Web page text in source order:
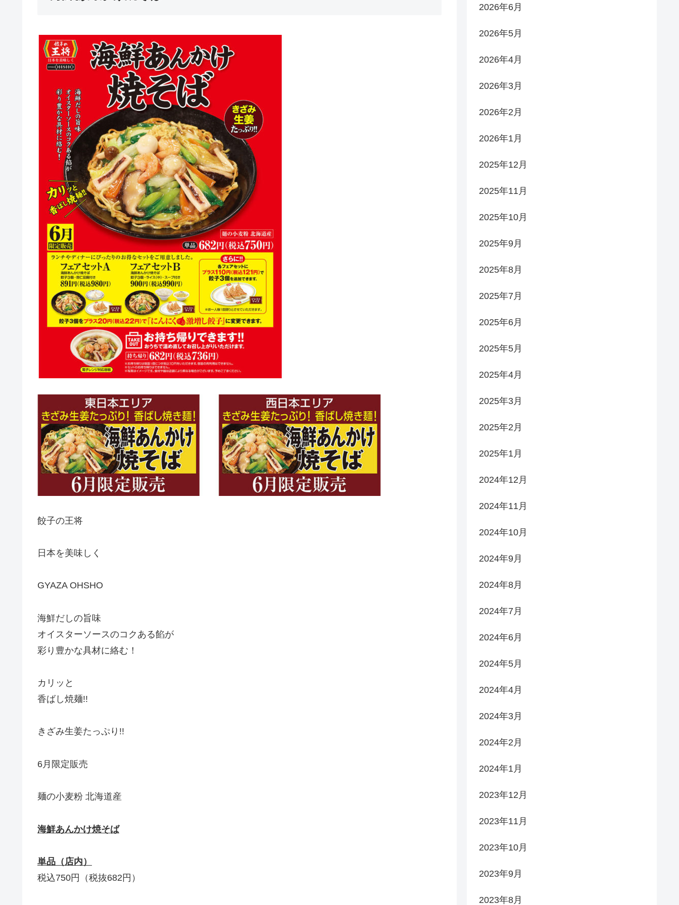
餃子の王将
日本を美味しく
GYAZA OHSHO
海鮮だしの旨味
オイスターソースのコクある餡が
彩り豊かな具材に絡む！
カリッと
香ばし焼麺!!
きざみ生姜たっぷり!!
6月限定販売
麺の小麦粉 北海道産
海鮮あんかけ焼そば
単品（店内）
税込750円（税抜682円）
2026年6月
2026年5月
2026年4月
2026年3月
2026年2月
2026年1月
2025年12月
2025年11月
2025年10月
2025年9月
2025年8月
2025年7月
2025年6月
2025年5月
2025年4月
2025年3月
2025年2月
2025年1月
2024年12月
2024年11月
2024年10月
2024年9月
2024年8月
2024年7月
2024年6月
2024年5月
2024年4月
2024年3月
2024年2月
2024年1月
2023年12月
2023年11月
2023年10月
2023年9月
2023年8月